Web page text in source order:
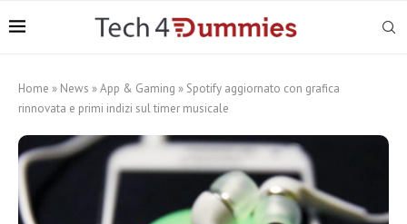
Home » News »App & Gaming » Spotify aggiornato con grafica
rinnovata e primi indizi sul timer musicale